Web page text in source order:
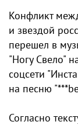
Конфликт
и звездой
перешел в
"Ногу Свело"
соцсети
на песню
Согласно